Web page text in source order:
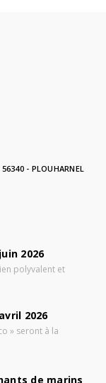
56340 - PLOUHARNEL
2026
polyvalent et
2026
» seront à la
de marins